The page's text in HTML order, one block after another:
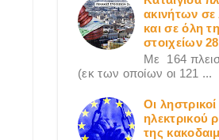
ακινήτων
και σε όλη
στοιχείων
Με 164
(εκ των οποίων οι 121 ...
Οι
ηλεκτρικού
της